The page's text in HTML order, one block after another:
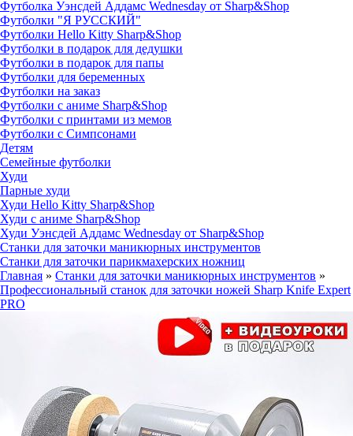
Футболка Уэнсдей Аддамс Wednesday от Sharp&Shop
Футболки "Я РУССКИЙ"
Футболки Hello Kitty Sharp&Shop
Футболки в подарок для дедушки
Футболки в подарок для папы
Футболки для беременных
Футболки на заказ
Футболки с аниме Sharp&Shop
Футболки с принтами из мемов
Футболки с Симпсонами
Детям
Семейные футболки
Худи
Парные худи
Худи Hello Kitty Sharp&Shop
Худи с аниме Sharp&Shop
Худи Уэнсдей Аддамс Wednesday от Sharp&Shop
Станки для заточки маникюрных инструментов
Станки для заточки парикмахерских ножниц
Главная » Станки для заточки маникюрных инструментов »
Профессиональный станок для заточки ножей Sharp Knife Expert
PRO